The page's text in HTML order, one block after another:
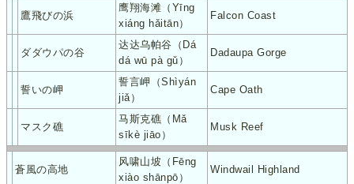
鷹飛びの浜
鹰翔海滩（Yīng
xiáng hǎitān）
Falcon Coast
ダダウパの谷
达达乌帕谷（Dá
dá wū pà gǔ）
Dadaupa Gorge
誓いの岬
誓言岬（Shìyán
jiǎ）
Cape Oath
マスク礁
马斯克礁（Mǎ
sīkè jiāo）
Musk Reef
蒼風の高地
风啸山坡（Fēng
xiào shānpō）
Windwail Highland